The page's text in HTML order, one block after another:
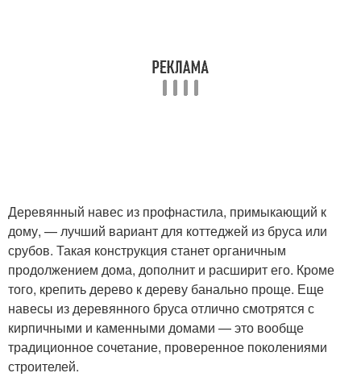
Деревянный навес из профнастила, примыкающий к
дому, — лучший вариант для коттеджей из бруса или
срубов. Такая конструкция станет органичным
продолжением дома, дополнит и расширит его. Кроме
того, крепить дерево к дереву банально проще. Еще
навесы из деревянного бруса отлично смотрятся с
кирпичными и каменными домами — это вообще
традиционное сочетание, проверенное поколениями
строителей.